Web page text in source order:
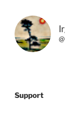
Support